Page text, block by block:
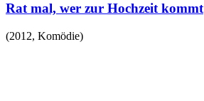
Rat mal, wer zur Hochzeit kommt
(2012, Komödie)